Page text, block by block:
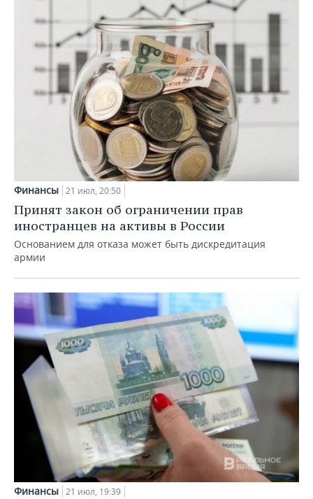
Финансы 21 июл, 20:50
Принят закон об ограничении прав
иностранцев на активы в России
Основанием для отказа может быть дискредитация
армии
Финансы 21 июл, 19:39